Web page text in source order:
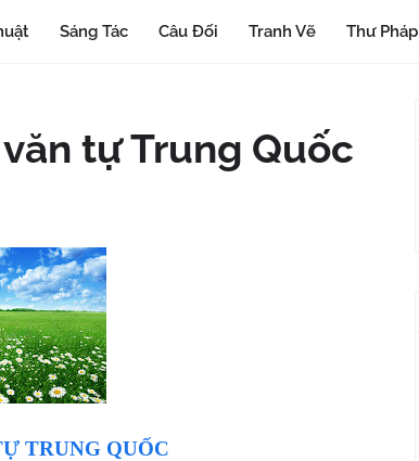
Sáng Tác Câu Đối Tranh Vẽ Thư Pháp
tự Trung Quốc
TRUNG QUỐC